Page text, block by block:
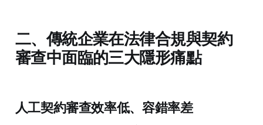
二、傳統企業在法律合規與契約
審查中面臨的三大隱形痛點
人工契約審查效率低、容錯率差